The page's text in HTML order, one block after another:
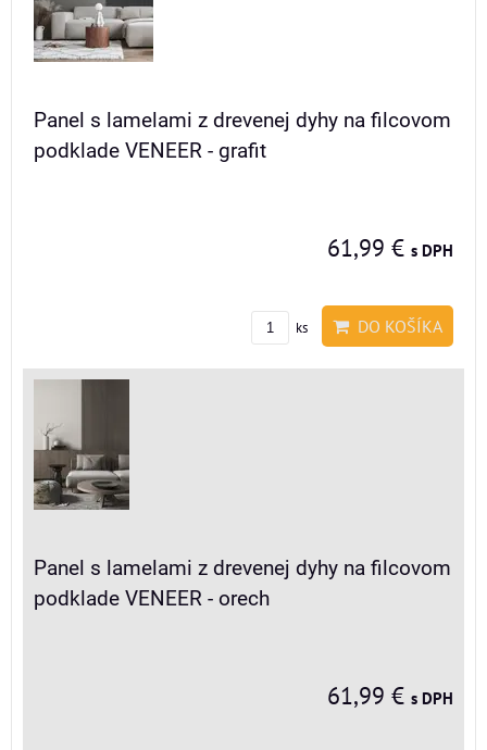
Panel s lamelami z drevenej dyhy na filcovom
podklade VENEER - grafit
61,99 € s DPH
ks DO KOŠÍKA
Panel s lamelami z drevenej dyhy na filcovom
podklade VENEER - orech
61,99 € s DPH